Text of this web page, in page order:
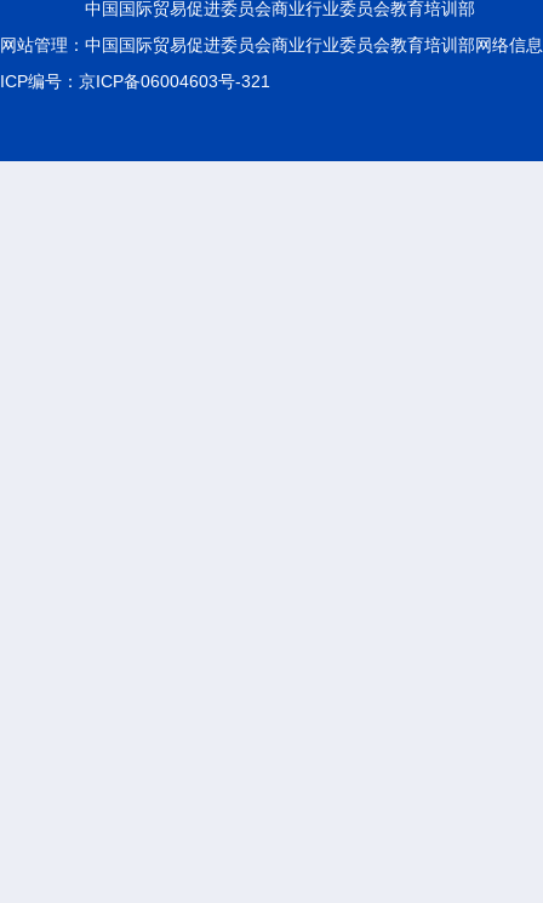
中国国际贸易促进委员会商业行业委员会教育培训部
网站管理：中国国际贸易促进委员会商业行业委员会教育培训部网络信
ICP编号：京ICP备06004603号-321